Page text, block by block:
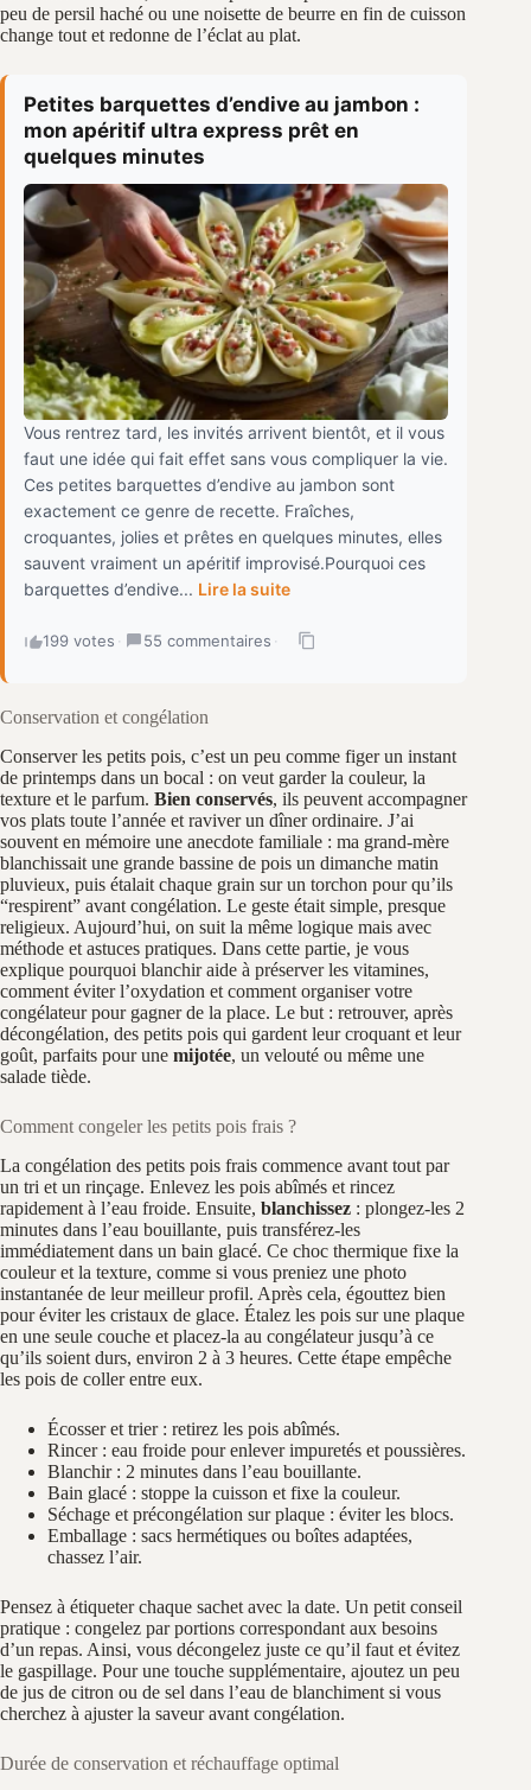
peu de persil haché ou une noisette de beurre en fin de cuisson
change tout et redonne de l’éclat au plat.
Petites barquettes d’endive au jambon :
mon apéritif ultra express prêt en
quelques minutes
Vous rentrez tard, les invités arrivent bientôt, et il vous
faut une idée qui fait effet sans vous compliquer la vie.
Ces petites barquettes d’endive au jambon sont
exactement ce genre de recette. Fraîches,
croquantes, jolies et prêtes en quelques minutes, elles
sauvent vraiment un apéritif improvisé.Pourquoi ces
barquettes d’endive... Lire la suite
199 votes · 55 commentaires ·
Conservation et congélation
Conserver les petits pois, c’est un peu comme figer un instant
de printemps dans un bocal : on veut garder la couleur, la
texture et le parfum. Bien conservés, ils peuvent accompagner
vos plats toute l’année et raviver un dîner ordinaire. J’ai
souvent en mémoire une anecdote familiale : ma grand-mère
blanchissait une grande bassine de pois un dimanche matin
pluvieux, puis étalait chaque grain sur un torchon pour qu’ils
“respirent” avant congélation. Le geste était simple, presque
religieux. Aujourd’hui, on suit la même logique mais avec
méthode et astuces pratiques. Dans cette partie, je vous
explique pourquoi blanchir aide à préserver les vitamines,
comment éviter l’oxydation et comment organiser votre
congélateur pour gagner de la place. Le but : retrouver, après
décongélation, des petits pois qui gardent leur croquant et leur
goût, parfaits pour une mijotée, un velouté ou même une
salade tiède.
Comment congeler les petits pois frais ?
La congélation des petits pois frais commence avant tout par
un tri et un rinçage. Enlevez les pois abîmés et rincez
rapidement à l’eau froide. Ensuite, blanchissez : plongez-les 2
minutes dans l’eau bouillante, puis transférez-les
immédiatement dans un bain glacé. Ce choc thermique fixe la
couleur et la texture, comme si vous preniez une photo
instantanée de leur meilleur profil. Après cela, égouttez bien
pour éviter les cristaux de glace. Étalez les pois sur une plaque
en une seule couche et placez-la au congélateur jusqu’à ce
qu’ils soient durs, environ 2 à 3 heures. Cette étape empêche
les pois de coller entre eux.
Écosser et trier : retirez les pois abîmés.
Rincer : eau froide pour enlever impuretés et poussières.
Blanchir : 2 minutes dans l’eau bouillante.
Bain glacé : stoppe la cuisson et fixe la couleur.
Séchage et précongélation sur plaque : éviter les blocs.
Emballage : sacs hermétiques ou boîtes adaptées,
chassez l’air.
Pensez à étiqueter chaque sachet avec la date. Un petit conseil
pratique : congelez par portions correspondant aux besoins
d’un repas. Ainsi, vous décongelez juste ce qu’il faut et évitez
le gaspillage. Pour une touche supplémentaire, ajoutez un peu
de jus de citron ou de sel dans l’eau de blanchiment si vous
cherchez à ajuster la saveur avant congélation.
Durée de conservation et réchauffage optimal